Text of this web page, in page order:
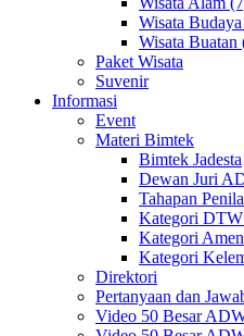
Wisata
Wisata Buatan
Paket Wisata
Suvenir
Informasi
Event
Materi Bimtek
Bimtek Jadesta
Dewan Juri
Tahapan
Kategori
Kategori
Kategori
Direktori
Pertanyaan dan
Video 50 Besar